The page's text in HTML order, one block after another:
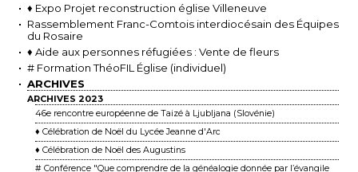
♦ Expo Projet reconstruction église Villeneuve
Rassemblement Franc-Comtois interdiocésain des Équipes
du Rosaire
♦ Aide aux personnes réfugiées : Vente de fleurs
# Formation ThéoFIL Église (individuel)
ARCHIVES
ARCHIVES 2023
46e rencontre européenne de Taizé à Ljubljana (Slovénie)
♦ Célébration de Noël du Lycée Jeanne d'Arc
♦ Célébration de Noël des Augustins
# Conférence "Que comprendre de la généalogie donnée par l’évangile